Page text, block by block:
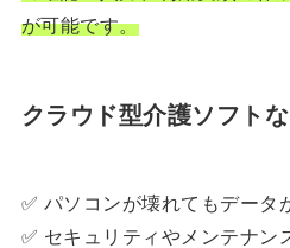
が可能です。
クラウド型介護ソフト
✅ パソコンが壊れてもデータ
✅ セキュリティやメンテナン